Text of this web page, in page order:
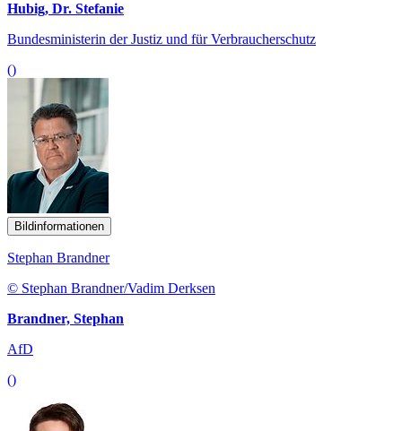
Hubig, Dr. Stefanie
Bundesministerin der Justiz und für Verbraucherschutz
()
Bildinformationen
Stephan Brandner
© Stephan Brandner/Vadim Derksen
Brandner, Stephan
AfD
()